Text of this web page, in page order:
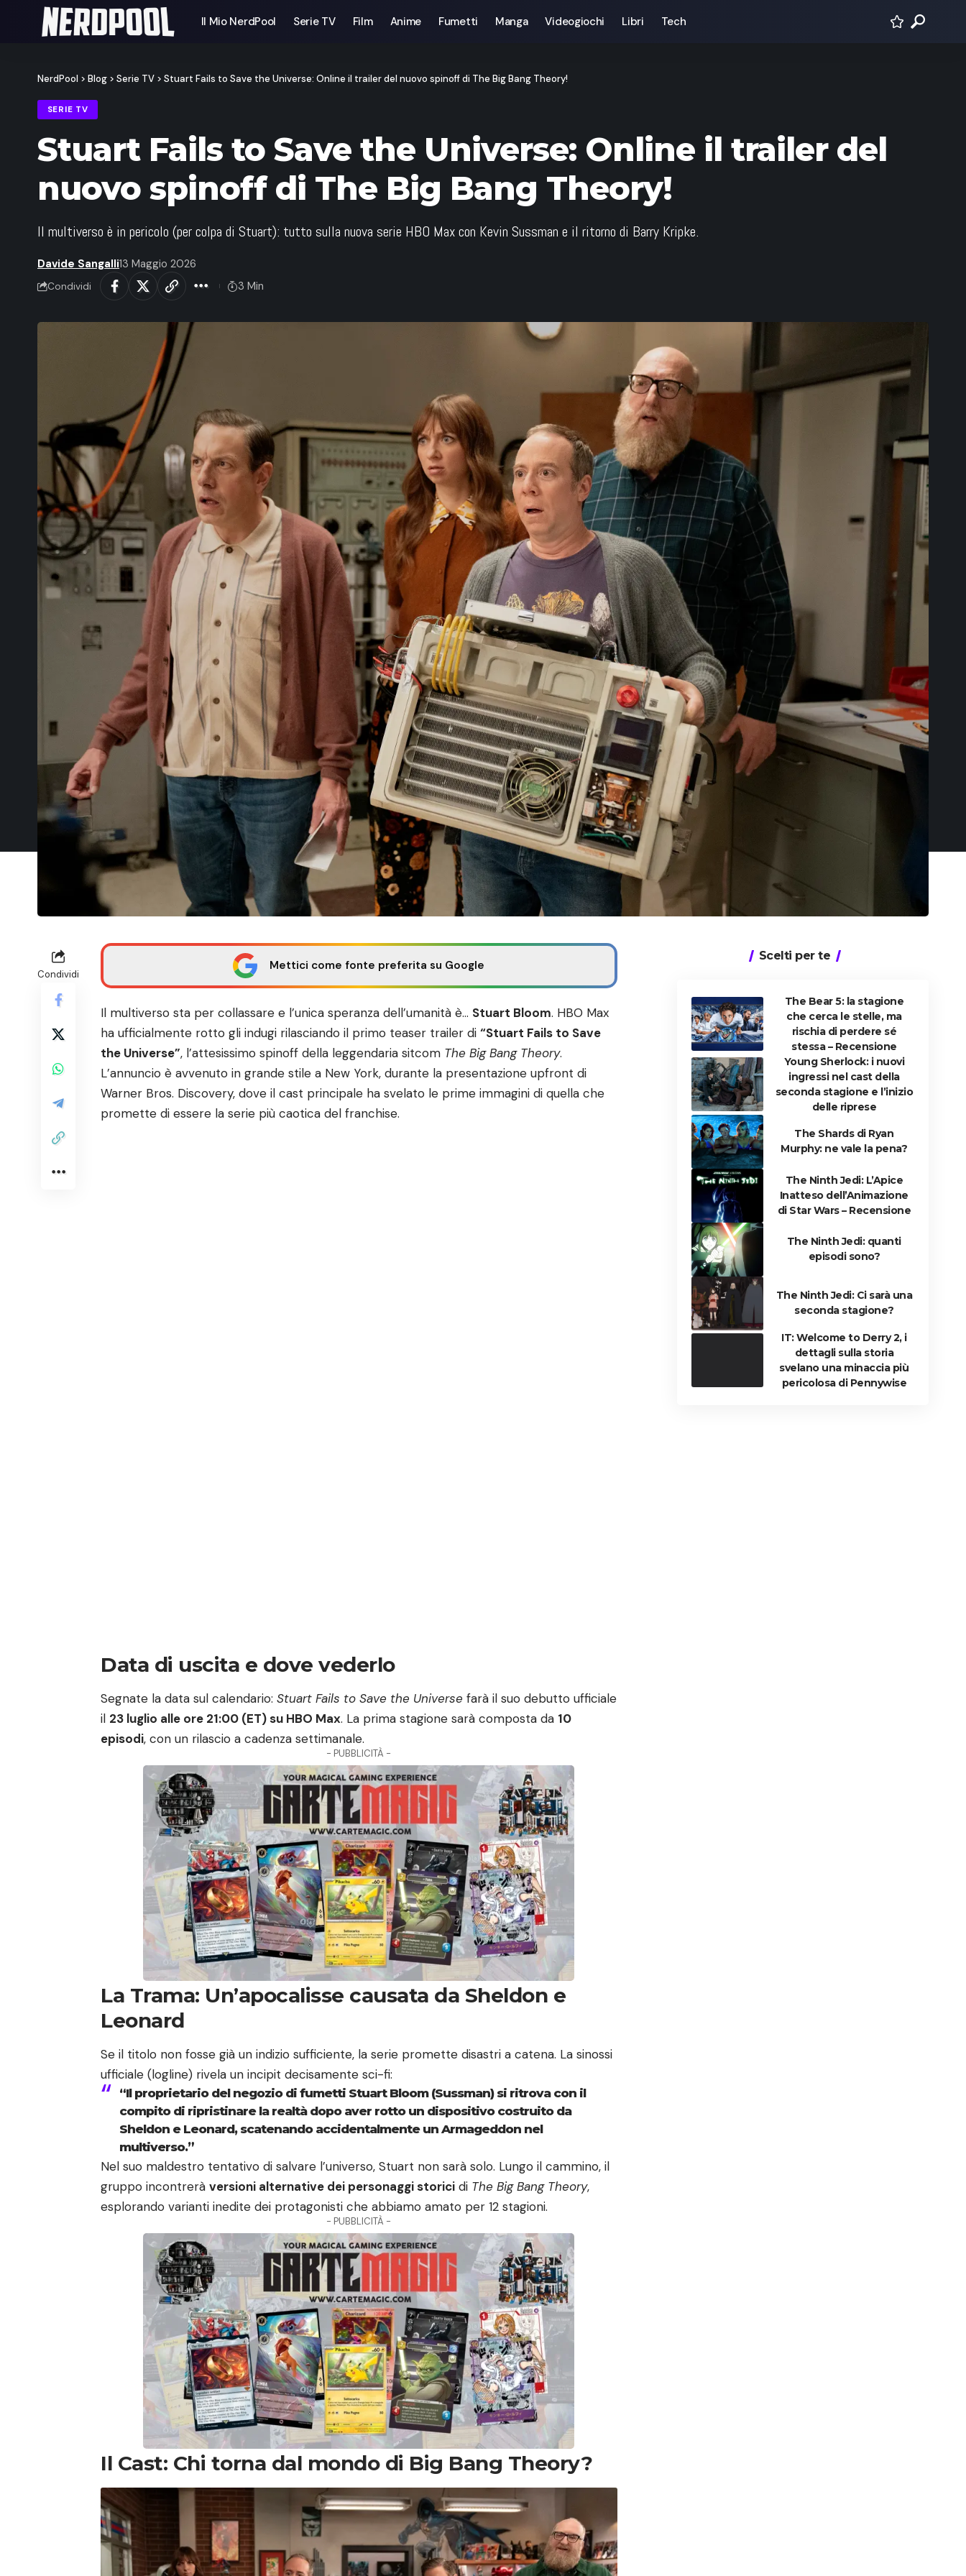
Il Mio NerdPool Serie TV Film Anime Fumetti Manga Videogiochi Libri Tech
NerdPool > Blog > Serie TV > Stuart Fails to Save the Universe: Online il trailer del nuovo spinoff di The Big Bang Theory!
SERIE TV
Stuart Fails to Save the Universe: Online il trailer del
nuovo spinoff di The Big Bang Theory!
Il multiverso è in pericolo (per colpa di Stuart): tutto sulla nuova serie HBO Max con Kevin Sussman e il ritorno di Barry Kripke.
Davide Sangalli13 Maggio 2026
Condividi 3 Min
Condividi
Mettici come fonte preferita su Google
Il multiverso sta per collassare e l’unica speranza dell’umanità è… Stuart Bloom. HBO Max
ha ufficialmente rotto gli indugi rilasciando il primo teaser trailer di “Stuart Fails to Save
the Universe”, l’attesissimo spinoff della leggendaria sitcom The Big Bang Theory.
L’annuncio è avvenuto in grande stile a New York, durante la presentazione upfront di
Warner Bros. Discovery, dove il cast principale ha svelato le prime immagini di quella che
promette di essere la serie più caotica del franchise.
Data di uscita e dove vederlo
Segnate la data sul calendario: Stuart Fails to Save the Universe farà il suo debutto ufficiale
il 23 luglio alle ore 21:00 (ET) su HBO Max. La prima stagione sarà composta da 10
episodi, con un rilascio a cadenza settimanale.
- PUBBLICITÀ -
La Trama: Un’apocalisse causata da Sheldon e
Leonard
Se il titolo non fosse già un indizio sufficiente, la serie promette disastri a catena. La sinossi
ufficiale (logline) rivela un incipit decisamente sci-fi:
“Il proprietario del negozio di fumetti Stuart Bloom (Sussman) si ritrova con il
compito di ripristinare la realtà dopo aver rotto un dispositivo costruito da
Sheldon e Leonard, scatenando accidentalmente un Armageddon nel
multiverso.”
Nel suo maldestro tentativo di salvare l’universo, Stuart non sarà solo. Lungo il cammino, il
gruppo incontrerà versioni alternative dei personaggi storici di The Big Bang Theory,
esplorando varianti inedite dei protagonisti che abbiamo amato per 12 stagioni.
- PUBBLICITÀ -
Il Cast: Chi torna dal mondo di Big Bang Theory?
Scelti per te
The Bear 5: la stagione
che cerca le stelle, ma
rischia di perdere sé
stessa – Recensione
Young Sherlock: i nuovi
ingressi nel cast della
seconda stagione e l’inizio
delle riprese
The Shards di Ryan
Murphy: ne vale la pena?
The Ninth Jedi: L’Apice
Inatteso dell’Animazione
di Star Wars – Recensione
The Ninth Jedi: quanti
episodi sono?
The Ninth Jedi: Ci sarà una
seconda stagione?
IT: Welcome to Derry 2, i
dettagli sulla storia
svelano una minaccia più
pericolosa di Pennywise